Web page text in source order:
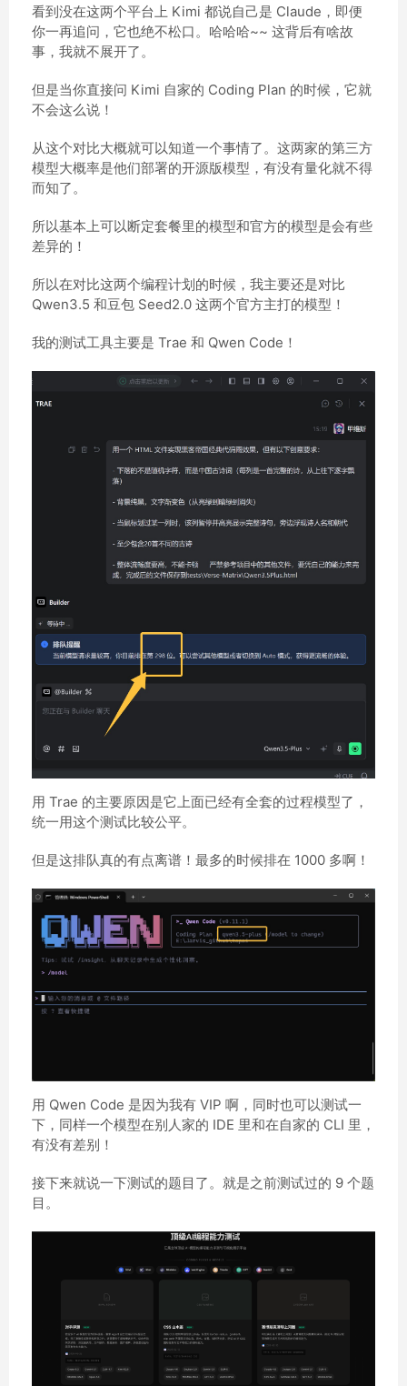
看到没在这两个平台上 Kimi 都说自己是 Claude，即便
你一再追问，它也绝不松口。哈哈哈~~ 这背后有啥故
事，我就不展开了。
但是当你直接问 Kimi 自家的 Coding Plan 的时候，它就
不会这么说！
从这个对比大概就可以知道一个事情了。这两家的第三方
模型大概率是他们部署的开源版模型，有没有量化就不得
而知了。
所以基本上可以断定套餐里的模型和官方的模型是会有些
差异的！
所以在对比这两个编程计划的时候，我主要还是对比
Qwen3.5 和豆包 Seed2.0 这两个官方主打的模型！
我的测试工具主要是 Trae 和 Qwen Code！
用 Trae 的主要原因是它上面已经有全套的过程模型了，
统一用这个测试比较公平。
但是这排队真的有点离谱！最多的时候排在 1000 多啊！
用 Qwen Code 是因为我有 VIP 啊，同时也可以测试一
下，同样一个模型在别人家的 IDE 里和在自家的 CLI 里，
有没有差别！
接下来就说一下测试的题目了。就是之前测试过的 9 个题
目。